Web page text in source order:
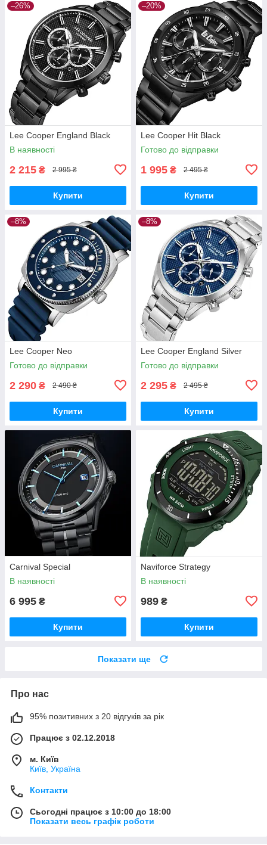
–26%
Lee Cooper England Black
В наявності
2 215 ₴ 2 995 ₴
Купити
–20%
Lee Cooper Hit Black
Готово до відправки
1 995 ₴ 2 495 ₴
Купити
–8%
Lee Cooper Neo
Готово до відправки
2 290 ₴ 2 490 ₴
Купити
–8%
Lee Cooper England Silver
Готово до відправки
2 295 ₴ 2 495 ₴
Купити
Carnival Special
В наявності
6 995 ₴
Купити
Naviforce Strategy
В наявності
989 ₴
Купити
Показати ще
Про нас
95% позитивних з 20 відгуків за рік
Працює з 02.12.2018
м. Київ
Київ, Україна
Контакти
Сьогодні працює з 10:00 до 18:00
Показати весь графік роботи